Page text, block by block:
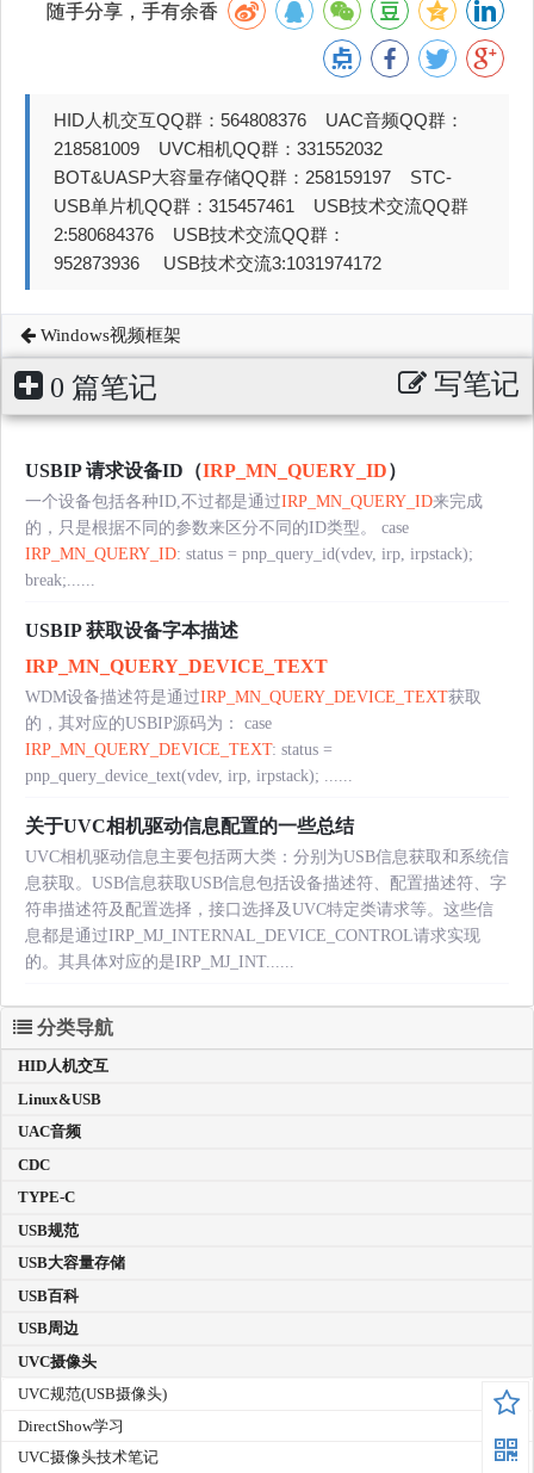
随手分享，手有余香
HID人机交互QQ群：564808376 UAC音频QQ群：
218581009 UVC相机QQ群：331552032
BOT&UASP大容量存储QQ群：258159197 STC-
USB单片机QQ群：315457461 USB技术交流QQ群
2:580684376 USB技术交流QQ群：
952873936 USB技术交流3:1031974172
Windows视频框架
0 篇笔记 写笔记
USBIP 请求设备ID（IRP_MN_QUERY_ID）
一个设备包括各种ID,不过都是通过IRP_MN_QUERY_ID来完成
的，只是根据不同的参数来区分不同的ID类型。 case
IRP_MN_QUERY_ID: status = pnp_query_id(vdev, irp, irpstack);
break;......
USBIP 获取设备字本描述
IRP_MN_QUERY_DEVICE_TEXT
WDM设备描述符是通过IRP_MN_QUERY_DEVICE_TEXT获取
的，其对应的USBIP源码为： case
IRP_MN_QUERY_DEVICE_TEXT: status =
pnp_query_device_text(vdev, irp, irpstack); ......
关于UVC相机驱动信息配置的一些总结
UVC相机驱动信息主要包括两大类：分别为USB信息获取和系统信
息获取。USB信息获取USB信息包括设备描述符、配置描述符、字
符串描述符及配置选择，接口选择及UVC特定类请求等。这些信
息都是通过IRP_MJ_INTERNAL_DEVICE_CONTROL请求实现
的。其具体对应的是IRP_MJ_INT......
分类导航
HID人机交互
Linux&USB
UAC音频
CDC
TYPE-C
USB规范
USB大容量存储
USB百科
USB周边
UVC摄像头
UVC规范(USB摄像头)
DirectShow学习
UVC摄像头技术笔记